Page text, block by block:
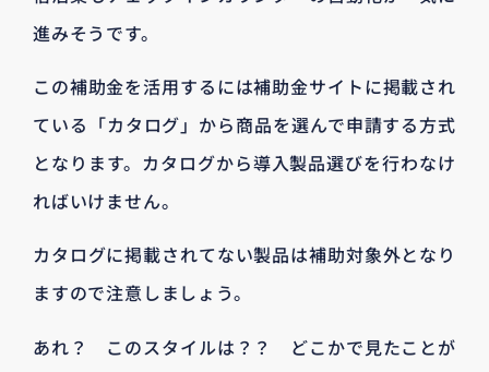
進みそうです。
この補助金を活用するには補助金サイトに掲載され
ている「カタログ」から商品を選んで申請する方式
となります。カタログから導入製品選びを行わなけ
ればいけません。
カタログに掲載されてない製品は補助対象外となり
ますので注意しましょう。
あれ？ このスタイルは？？ どこかで見たことが